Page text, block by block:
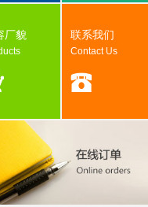
厂貌 联系我们
Contact Us